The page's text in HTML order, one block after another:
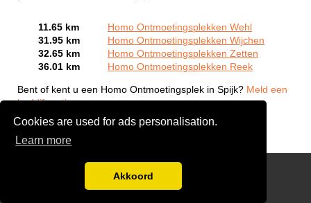
Cookies are used for ads personalisation.
Learn more
Akkoord
11.65 km
Homo Ontmoetingsplekken Wehl
31.95 km
Homo Ontmoetingsplekken Wijchen
32.65 km
Homo Ontmoetingsplekken Zetten
36.01 km
Homo Ontmoetingsplekken Reek
Bent of kent u een Homo Ontmoetingsplek in Spijk? Meld een
bedrijf gratis aan